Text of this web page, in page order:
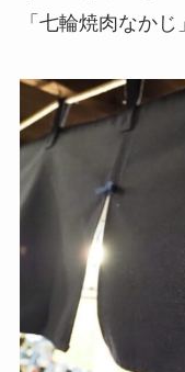
「七輪焼肉なかじ